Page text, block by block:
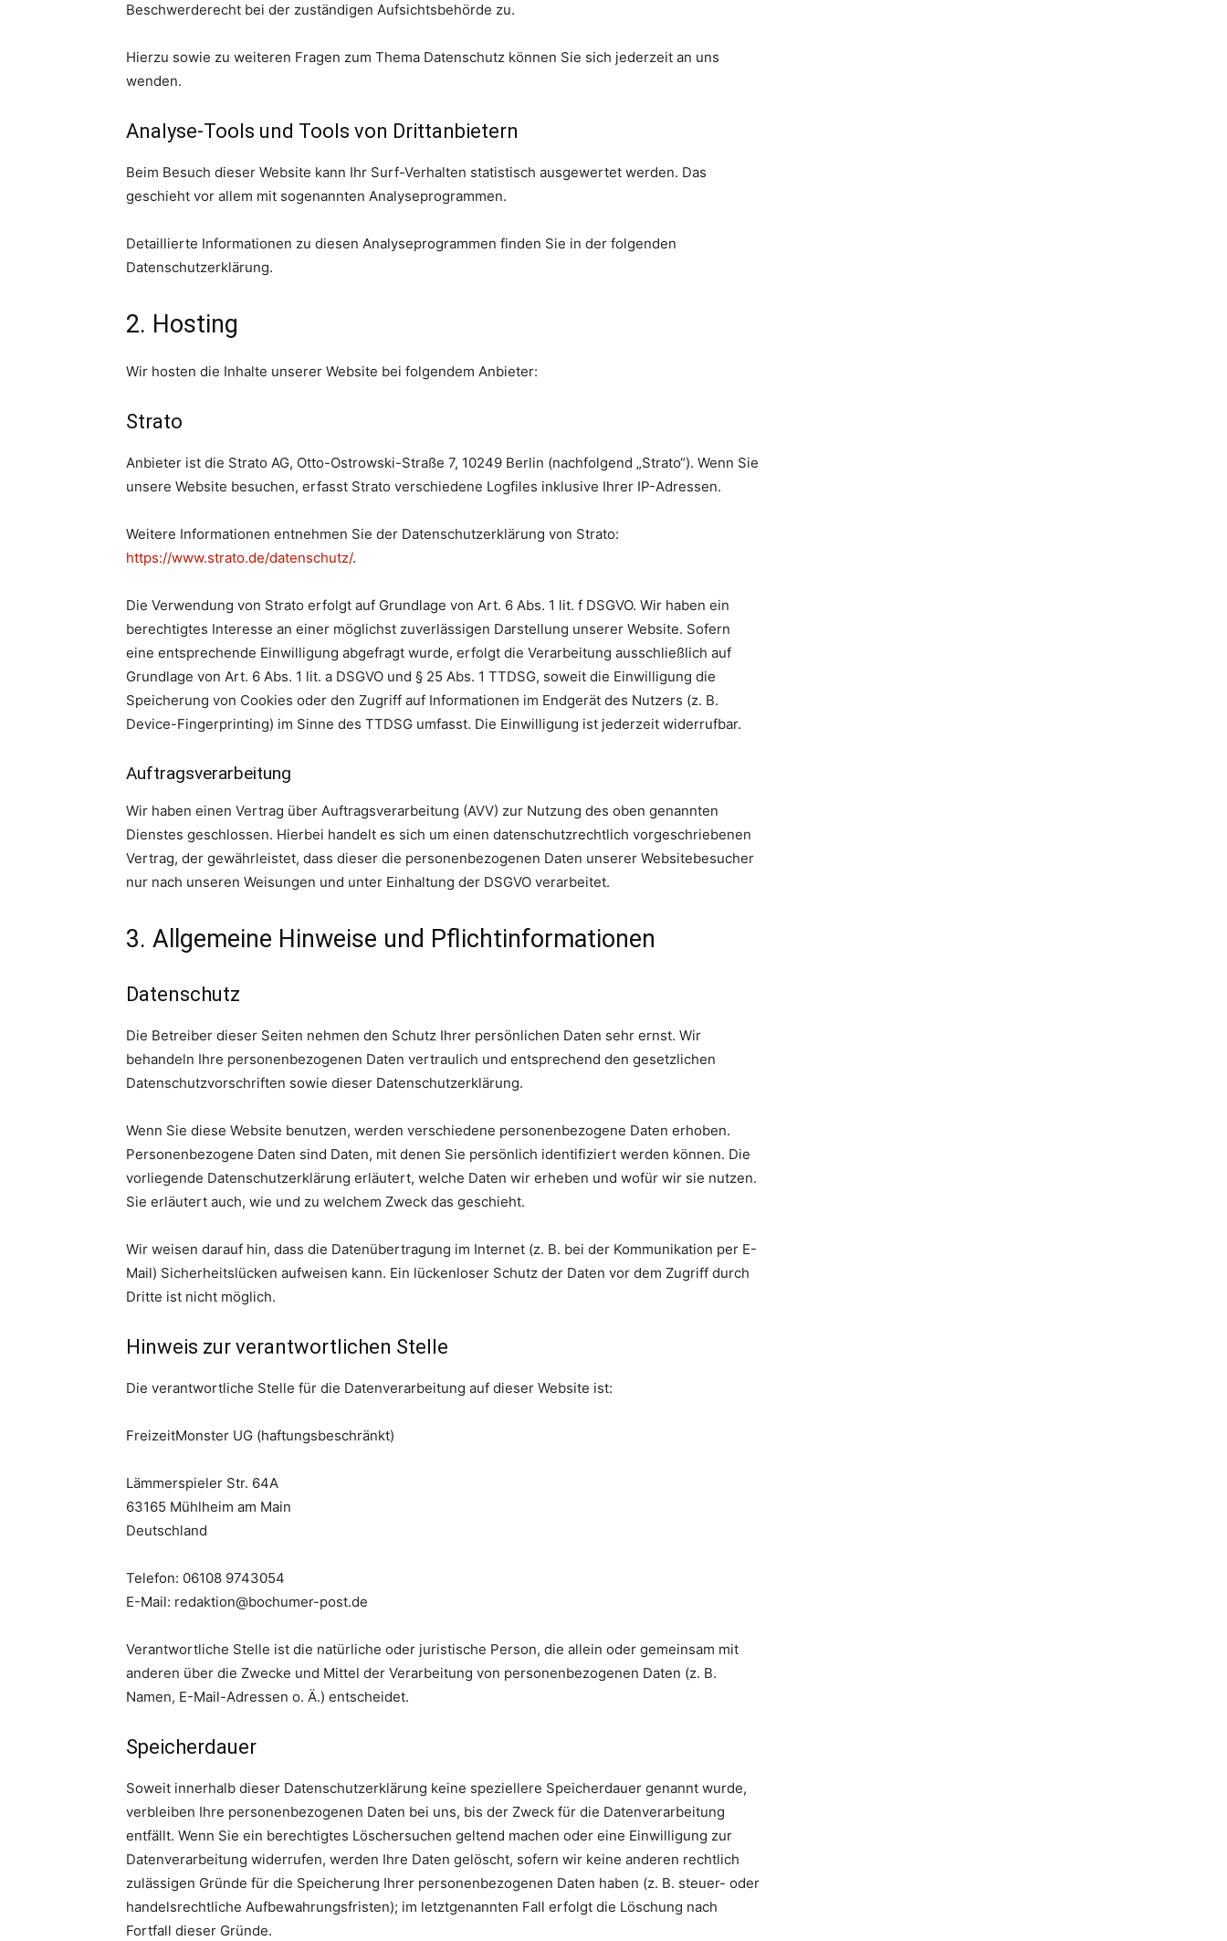
Beschwerderecht bei der zuständigen Aufsichtsbehörde zu.
Hierzu sowie zu weiteren Fragen zum Thema Datenschutz können Sie sich jederzeit an uns
wenden.
Analyse-Tools und Tools von Dritt­anbietern
Beim Besuch dieser Website kann Ihr Surf-Verhalten statistisch ausgewertet werden. Das
geschieht vor allem mit sogenannten Analyseprogrammen.
Detaillierte Informationen zu diesen Analyseprogrammen finden Sie in der folgenden
Datenschutzerklärung.
2. Hosting
Wir hosten die Inhalte unserer Website bei folgendem Anbieter:
Strato
Anbieter ist die Strato AG, Otto-Ostrowski-Straße 7, 10249 Berlin (nachfolgend „Strato“). Wenn Sie
unsere Website besuchen, erfasst Strato verschiedene Logfiles inklusive Ihrer IP-Adressen.
Weitere Informationen entnehmen Sie der Datenschutzerklärung von Strato:
https://www.strato.de/datenschutz/.
Die Verwendung von Strato erfolgt auf Grundlage von Art. 6 Abs. 1 lit. f DSGVO. Wir haben ein
berechtigtes Interesse an einer möglichst zuverlässigen Darstellung unserer Website. Sofern
eine entsprechende Einwilligung abgefragt wurde, erfolgt die Verarbeitung ausschließlich auf
Grundlage von Art. 6 Abs. 1 lit. a DSGVO und § 25 Abs. 1 TTDSG, soweit die Einwilligung die
Speicherung von Cookies oder den Zugriff auf Informationen im Endgerät des Nutzers (z. B.
Device-Fingerprinting) im Sinne des TTDSG umfasst. Die Einwilligung ist jederzeit widerrufbar.
Auftragsverarbeitung
Wir haben einen Vertrag über Auftragsverarbeitung (AVV) zur Nutzung des oben genannten
Dienstes geschlossen. Hierbei handelt es sich um einen datenschutzrechtlich vorgeschriebenen
Vertrag, der gewährleistet, dass dieser die personenbezogenen Daten unserer Websitebesucher
nur nach unseren Weisungen und unter Einhaltung der DSGVO verarbeitet.
3. Allgemeine Hinweise und Pflicht­informationen
Datenschutz
Die Betreiber dieser Seiten nehmen den Schutz Ihrer persönlichen Daten sehr ernst. Wir
behandeln Ihre personenbezogenen Daten vertraulich und entsprechend den gesetzlichen
Datenschutzvorschriften sowie dieser Datenschutzerklärung.
Wenn Sie diese Website benutzen, werden verschiedene personenbezogene Daten erhoben.
Personenbezogene Daten sind Daten, mit denen Sie persönlich identifiziert werden können. Die
vorliegende Datenschutzerklärung erläutert, welche Daten wir erheben und wofür wir sie nutzen.
Sie erläutert auch, wie und zu welchem Zweck das geschieht.
Wir weisen darauf hin, dass die Datenübertragung im Internet (z. B. bei der Kommunikation per E-
Mail) Sicherheitslücken aufweisen kann. Ein lückenloser Schutz der Daten vor dem Zugriff durch
Dritte ist nicht möglich.
Hinweis zur verantwortlichen Stelle
Die verantwortliche Stelle für die Datenverarbeitung auf dieser Website ist:
FreizeitMonster UG (haftungsbeschränkt)
Lämmerspieler Str. 64A
63165 Mühlheim am Main
Deutschland
Telefon: 06108 9743054
E-Mail: redaktion@bochumer-post.de
Verantwortliche Stelle ist die natürliche oder juristische Person, die allein oder gemeinsam mit
anderen über die Zwecke und Mittel der Verarbeitung von personenbezogenen Daten (z. B.
Namen, E-Mail-Adressen o. Ä.) entscheidet.
Speicherdauer
Soweit innerhalb dieser Datenschutzerklärung keine speziellere Speicherdauer genannt wurde,
verbleiben Ihre personenbezogenen Daten bei uns, bis der Zweck für die Datenverarbeitung
entfällt. Wenn Sie ein berechtigtes Löschersuchen geltend machen oder eine Einwilligung zur
Datenverarbeitung widerrufen, werden Ihre Daten gelöscht, sofern wir keine anderen rechtlich
zulässigen Gründe für die Speicherung Ihrer personenbezogenen Daten haben (z. B. steuer- oder
handelsrechtliche Aufbewahrungsfristen); im letztgenannten Fall erfolgt die Löschung nach
Fortfall dieser Gründe.